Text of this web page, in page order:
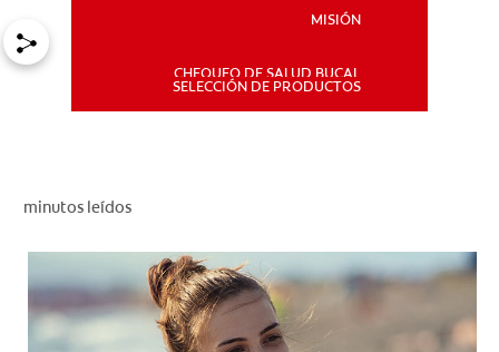
PARA PROFESIONALES
CUPONES
MISIÓN
CHEQUEO DE SALUD BUCAL
SELECCIÓN DE PRODUCTOS
minutos leídos